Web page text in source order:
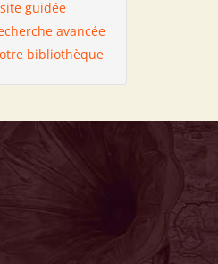
guidée
avancée
bibliothèque